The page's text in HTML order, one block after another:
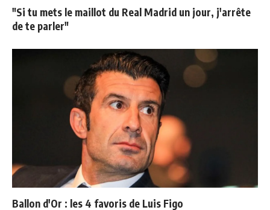
"Si tu mets le maillot du Real Madrid un jour, j'arrête
de te parler"
Ballon d'Or : les 4 favoris de Luis Figo